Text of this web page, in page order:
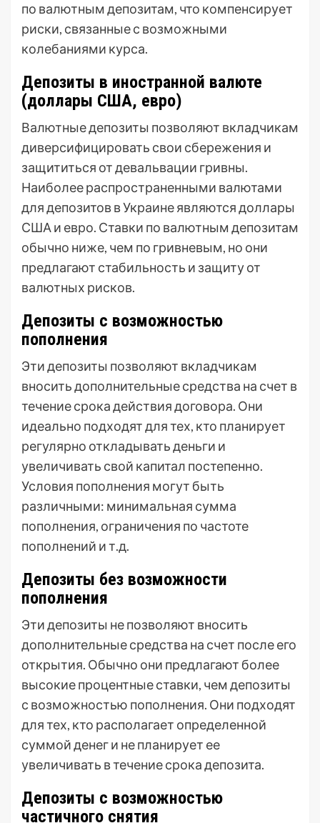
по валютным депозитам, что компенсирует
риски, связанные с возможными
колебаниями курса.
Депозиты в иностранной валюте
(доллары США, евро)
Валютные депозиты позволяют вкладчикам
диверсифицировать свои сбережения и
защититься от девальвации гривны.
Наиболее распространенными валютами
для депозитов в Украине являются доллары
США и евро. Ставки по валютным депозитам
обычно ниже, чем по гривневым, но они
предлагают стабильность и защиту от
валютных рисков.
Депозиты с возможностью
пополнения
Эти депозиты позволяют вкладчикам
вносить дополнительные средства на счет в
течение срока действия договора. Они
идеально подходят для тех, кто планирует
регулярно откладывать деньги и
увеличивать свой капитал постепенно.
Условия пополнения могут быть
различными: минимальная сумма
пополнения, ограничения по частоте
пополнений и т.д.
Депозиты без возможности
пополнения
Эти депозиты не позволяют вносить
дополнительные средства на счет после его
открытия. Обычно они предлагают более
высокие процентные ставки, чем депозиты
с возможностью пополнения. Они подходят
для тех, кто располагает определенной
суммой денег и не планирует ее
увеличивать в течение срока депозита.
Депозиты с возможностью
частичного снятия